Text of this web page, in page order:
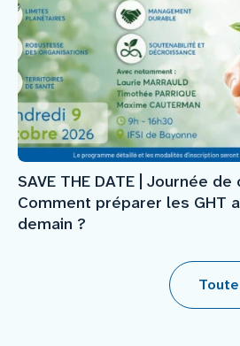
SAVE THE DATE | Journée
Comment préparer les GHT
demain ?